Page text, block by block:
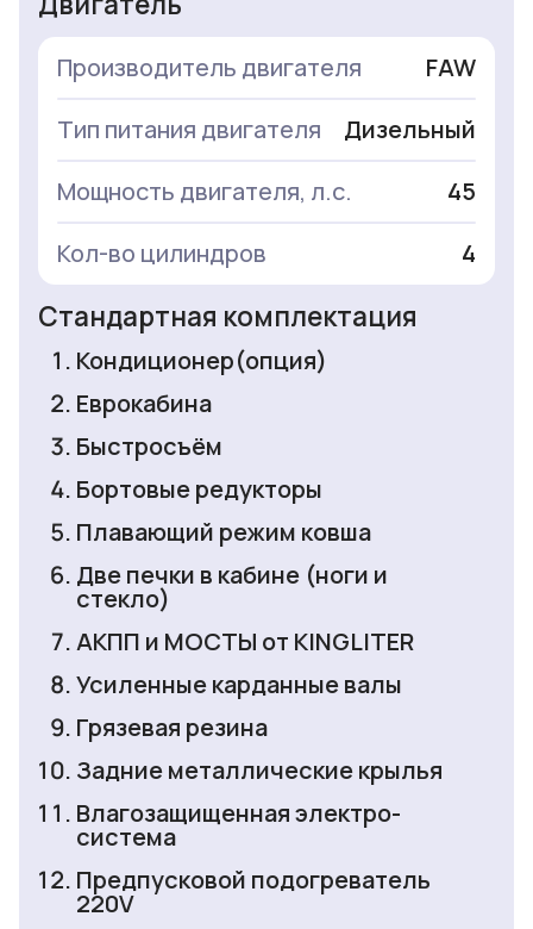
Производитель двигателя
FAW
Тип питания двигателя
Дизельный
Мощность двигателя, л.с.
45
Кол-во цилиндров
4
Стандартная комплектация
Кондиционер(опция)
Еврокабина
Быстросъём
Бортовые редукторы
Плавающий режим ковша
Две печки в кабине (ноги и
стекло)
АКПП и МОСТЫ от KINGLITER
Усиленные карданные валы
Грязевая резина
Задние металлические крылья
Влагозащищенная электро-
система
Предпусковой подогреватель
220V